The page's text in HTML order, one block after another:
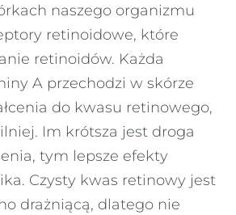
naszego organizmu
retinoidowe, które
retinoidów. Każda
A przechodzi w skórze
do kwasu retinowego,
Im krótsza jest droga
tym lepsze efekty
Czysty kwas retinowy jest
drażniącą, dlatego nie